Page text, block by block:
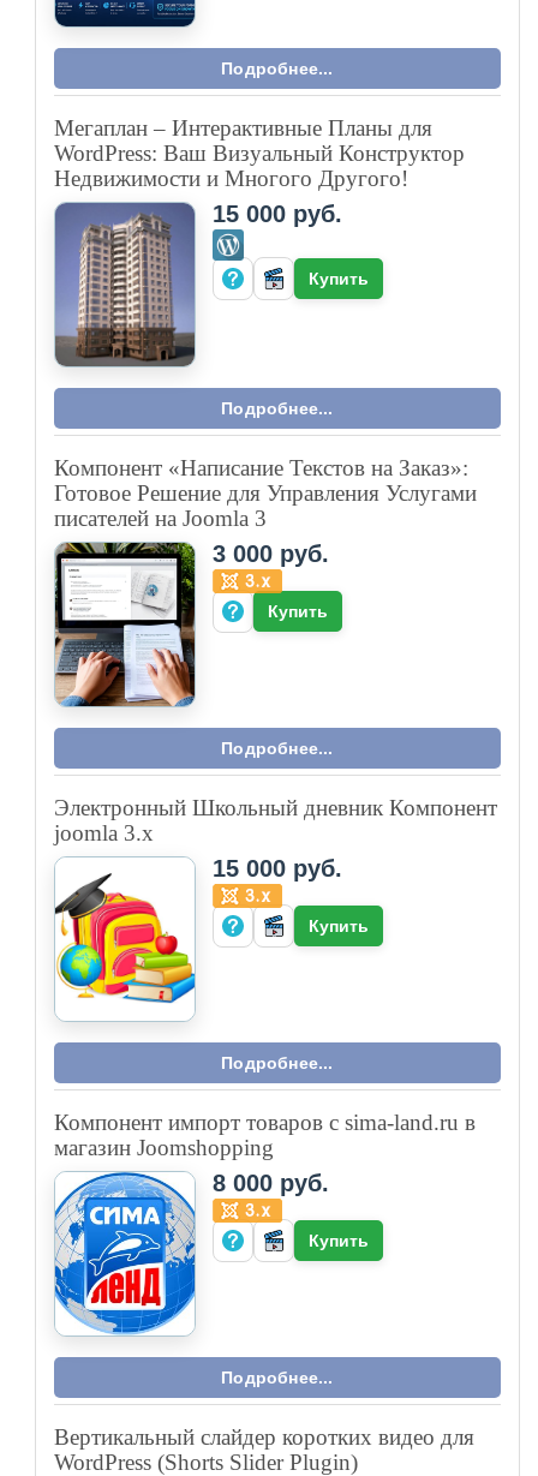
Подробнее...
Мегаплан – Интерактивные Планы для
WordPress: Ваш Визуальный Конструктор
Недвижимости и Многого Другого!
15 000 руб.
Купить
Подробнее...
Компонент «Написание Текстов на Заказ»:
Готовое Решение для Управления Услугами
писателей на Joomla 3
3 000 руб.
Купить
Подробнее...
Электронный Школьный дневник Компонент
joomla 3.x
15 000 руб.
Купить
Подробнее...
Компонент импорт товаров с sima-land.ru в
магазин Joomshopping
8 000 руб.
Купить
Подробнее...
Вертикальный слайдер коротких видео для
WordPress (Shorts Slider Plugin)